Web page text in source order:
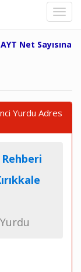
Net Sayısına
Yurdu Adres